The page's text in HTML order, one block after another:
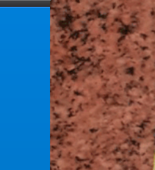
forumlotek.pl
Forum gier liczbowych